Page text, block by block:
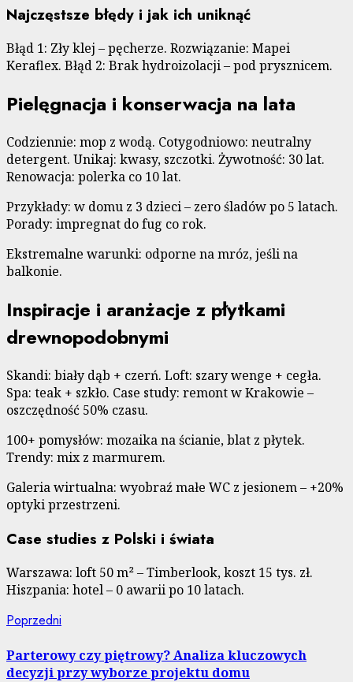
Najczęstsze błędy i jak ich uniknąć
Błąd 1: Zły klej – pęcherze. Rozwiązanie: Mapei
Keraflex. Błąd 2: Brak hydroizolacji – pod prysznicem.
Pielęgnacja i konserwacja na lata
Codziennie: mop z wodą. Cotygodniowo: neutralny
detergent. Unikaj: kwasy, szczotki. Żywotność: 30 lat.
Renowacja: polerka co 10 lat.
Przykłady: w domu z 3 dzieci – zero śladów po 5 latach.
Porady: impregnat do fug co rok.
Ekstremalne warunki: odporne na mróz, jeśli na
balkonie.
Inspiracje i aranżacje z płytkami
drewnopodobnymi
Skandi: biały dąb + czerń. Loft: szary wenge + cegła.
Spa: teak + szkło. Case study: remont w Krakowie –
oszczędność 50% czasu.
100+ pomysłów: mozaika na ścianie, blat z płytek.
Trendy: mix z marmurem.
Galeria wirtualna: wyobraź małe WC z jesionem – +20%
optyki przestrzeni.
Case studies z Polski i świata
Warszawa: loft 50 m² – Timberlook, koszt 15 tys. zł.
Hiszpania: hotel – 0 awarii po 10 latach.
Nawigacja
wpisu
Poprzedni
Parterowy czy piętrowy? Analiza kluczowych
decyzji przy wyborze projektu domu